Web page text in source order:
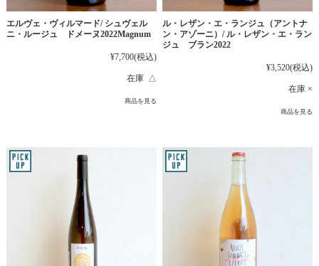
エルヴェ・ヴィルマード/ シュヴェル
ニ・ルージュ ドメーヌ2022Magnum
¥7,700(税込)
在庫 △
商品を見る
ル・レザン・エ・ランジュ（アントナ
ン・アゾーニ）/ ル・レザン・エ・ラン
ジュ ブラン2022
¥3,520(税込)
在庫 ×
商品を見る